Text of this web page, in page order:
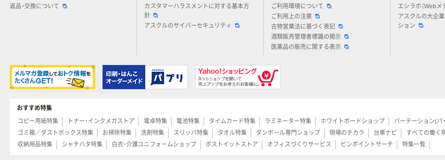
返品・交換について
カスタマーハラスメントに対する基本方
針
アスクルのサイバーセキュリティ
ご利用環境について
ご利用上の注意
古物営業法に基づく表記
酒類販売管理者標識の掲示
医薬品の販売に関する表示
エシラボ（Webメ
アスクルの大企
ション
おすすめ特集
コピー用紙特集
トナー・インクメガストア 電卓特集 電池特集 タイムカード特集 ラミネーター特集 ホワイトボードショップ パーテーション(パ
ゴミ箱／ダストボックス特集
お掃除特集 洗剤特集 スリッパ特集 タオル特集 ダンボール専門ショップ 現場のチカラ 台車ナビ すべての働く
収納用品特集
シャチハタ特集 白衣・介護ユニフォームショップ ポストイットストア オフィスづくりサービス ピンポイントサーチ 特集一覧